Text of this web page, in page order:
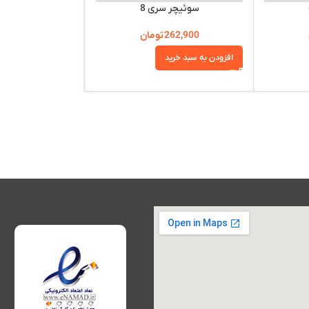
سوئیچر سری 8
262,900تومان
افزودن به سبد خرید